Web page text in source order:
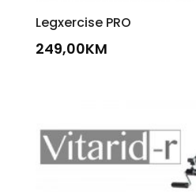
Legxercise PRO
249,00KM